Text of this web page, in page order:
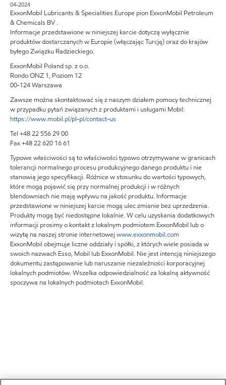
04-2024
ExxonMobil Lubricants & Specialities Europe pion ExxonMobil Petroleum
& Chemicals BV .
Informacje przedstawione w niniejszej karcie dotyczą wyłącznie
produktów dostarczanych w Europie (włączając Turcję) oraz do krajów
byłego Związku Radzieckiego.
ExxonMobil Poland sp. z o.o.
Rondo ONZ 1, Poziom 12
00-124 Warszawa
Zawsze można skontaktować się z naszym działem pomocy technicznej
w przypadku pytań związanych z produktami i usługami Mobil:
https://www.mobil.pl/pl-pl/contact-us
Tel +48 22 556 29 00
Fax +48 22 620 16 61
Typowe właściwości są to właściwości typowo otrzymywane w granicach
tolerancji normalnego procesu produkcyjnego danego produktu i nie
stanowią jego specyfikacji. Różnice w stosunku do wartości typowych,
które mogą pojawić się przy normalnej produkcji i w różnych
blendowniach nie mają wpływu na jakość produktu. Informacje
przedstawione w niniejszej karcie mogą ulec zmianie bez uprzedzenia.
Produkty mogą być niedostępne lokalnie. W celu uzyskania dodatkowych
informacji prosimy o kontakt z lokalnym podmiotem ExxonMobil lub o
wizytę na naszej stronie internetowej www.exxonmobil.com
ExxonMobil obejmuje liczne oddziały i spółki, z których wiele posiada w
swoich nazwach Esso, Mobil lub ExxonMobil. Nie jest intencją niniejszego
dokumentu zastępowanie lub naruszanie niezależności korporacyjnej
lokalnych podmiotów. Wszelka odpowiedzialność za lokalną aktywność
spoczywa na lokalnych podmiotach ExxonMobil.